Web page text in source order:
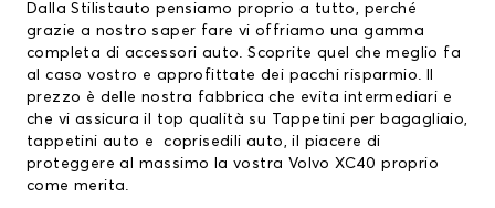
Dalla Stilistauto pensiamo proprio a tutto, perché
grazie a nostro saper fare vi offriamo una gamma
completa di accessori auto. Scoprite quel che meglio fa
al caso vostro e approfittate dei pacchi risparmio. Il
prezzo è delle nostra fabbrica che evita intermediari e
che vi assicura il top qualità su
Tappetini per bagagliaio,
tappetini auto ecoprisedili auto, il piacere di
proteggere al massimo la vostra Volvo XC40 proprio
come merita.